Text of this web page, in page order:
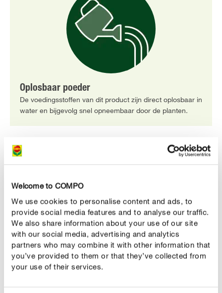
Welcome to COMPO
We use cookies to personalise content and ads, to
provide social media features and to analyse our traffic.
We also share information about your use of our site
with our social media, advertising and analytics
partners who may combine it with other information that
you’ve provided to them or that they’ve collected from
your use of their services.
Oplosbaar poeder
De voedingsstoffen van dit product zijn direct oplosbaar in
water en bijgevolg snel opneembaar door de planten.
GEBRUIK
TECHNISCHE DETAILS
EEN VRAAG? STEL ZE HIER!